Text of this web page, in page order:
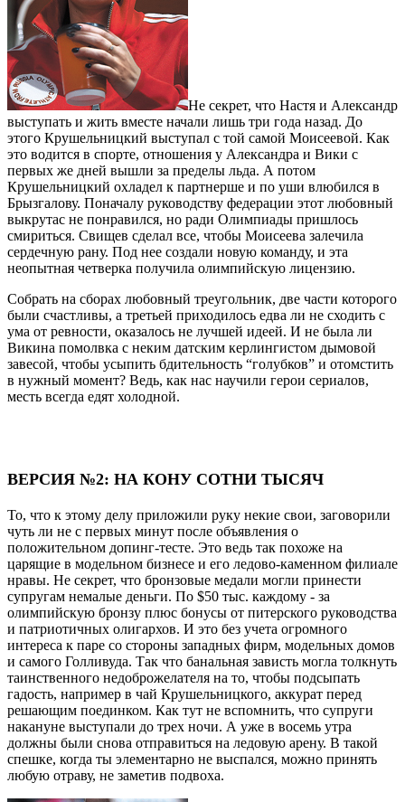
Не секрет, что Настя и Александр
выступать и жить вместе начали лишь три года назад. До
этого Крушельницкий выступал с той самой Моисеевой. Как
это водится в спорте, отношения у Александра и Вики с
первых же дней вышли за пределы льда. А потом
Крушельницкий охладел к партнерше и по уши влюбился в
Брызгалову. Поначалу руководству федерации этот любовный
выкрутас не понравился, но ради Олимпиады пришлось
смириться. Свищев сделал все, чтобы Моисеева залечила
сердечную рану. Под нее создали новую команду, и эта
неопытная четверка получила олимпийскую лицензию.
Собрать на сборах любовный треугольник, две части которого
были счастливы, а третьей приходилось едва ли не сходить с
ума от ревности, оказалось не лучшей идеей. И не была ли
Викина помолвка с неким датским керлингистом дымовой
завесой, чтобы усыпить бдительность “голубков” и отомстить
в нужный момент? Ведь, как нас научили герои сериалов,
месть всегда едят холодной.
ВЕРСИЯ №2: НА КОНУ СОТНИ ТЫСЯЧ
То, что к этому делу приложили руку некие свои, заговорили
чуть ли не с первых минут после объявления о
положительном допинг-тесте. Это ведь так похоже на
царящие в модельном бизнесе и его ледово-каменном филиале
нравы. Не секрет, что бронзовые медали могли принести
супругам немалые деньги. По $50 тыс. каждому - за
олимпийскую бронзу плюс бонусы от питерского руководства
и патриотичных олигархов. И это без учета огромного
интереса к паре со стороны западных фирм, модельных домов
и самого Голливуда. Так что банальная зависть могла толкнуть
таинственного недоброжелателя на то, чтобы подсыпать
гадость, например в чай Крушельницкого, аккурат перед
решающим поединком. Как тут не вспомнить, что супруги
накануне выступали до трех ночи. А уже в восемь утра
должны были снова отправиться на ледовую арену. В такой
спешке, когда ты элементарно не выспался, можно принять
любую отраву, не заметив подвоха.